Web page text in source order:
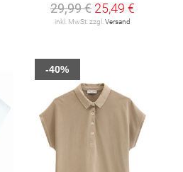
29,99 € 25,49 €
inkl. MwSt. zzgl.Versand
-40%